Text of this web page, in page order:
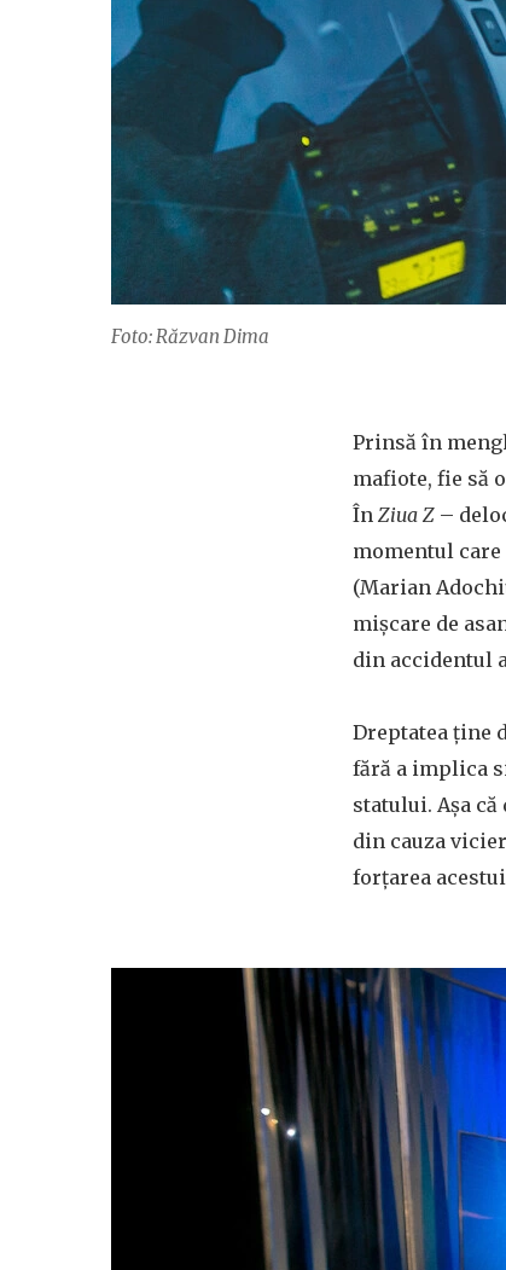
Foto: Răzvan Dima
Prinsă în
mafiote, fie să
În Ziua Z –
momentul
(Marian
mișcare de
din accidentul
Dreptatea ține
fără a implica
statului. Așa
din cauza
forțarea